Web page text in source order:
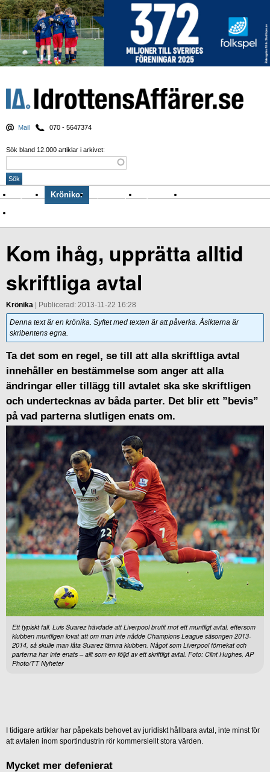
Mail 070 - 5647374
Sök bland 12.000 artiklar i arkivet:
Nyheter Krönikor Sport & spel Nyhetsbrev
Kom ihåg, upprätta alltid
skriftliga avtal
Krönika | Publicerad: 2013-11-22 16:28
Denna text är en krönika. Syftet med texten är att påverka. Åsikterna är
skribentens egna.
Ta det som en regel, se till att alla skriftliga avtal
innehåller en bestämmelse som anger att alla
ändringar eller tillägg till avtalet ska ske skriftligen
och undertecknas av båda parter. Det blir ett ”bevis”
på vad parterna slutligen enats om.
Ett typiskt fall. Luis Suarez hävdade att Liverpool brutit mot ett muntligt avtal, eftersom
klubben muntligen lovat att om man inte nådde Champions League säsongen 2013-
2014, så skulle man låta Suarez lämna klubben. Något som Liverpool förnekat och
parterna har inte enats – allt som en följd av ett skriftligt avtal. Foto: Clint Hughes, AP
Photo/TT Nyheter
I tidigare artiklar har påpekats behovet av juridiskt hållbara avtal, inte minst för
att avtalen inom sportindustrin rör kommersiellt stora värden.
Mycket mer defenierat